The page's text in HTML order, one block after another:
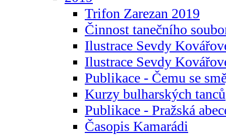
Trifon Zarezan 2019
Činnost tanečního
Ilustrace Sevdy
Ilustrace Sevdy
Publikace - Čemu se
Kurzy bulharských tanců
Publikace - Pražská
Časopis Kamarádi